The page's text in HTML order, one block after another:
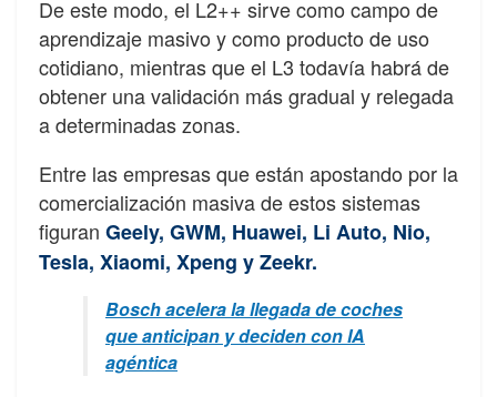
De este modo, el L2++ sirve como campo de
aprendizaje masivo y como producto de uso
cotidiano, mientras que el L3 todavía habrá de
obtener una validación más gradual y relegada
a determinadas zonas.
Entre las empresas que están apostando por la
comercialización masiva de estos sistemas
figuran Geely, GWM, Huawei, Li Auto, Nio,
Tesla, Xiaomi, Xpeng y Zeekr.
Bosch acelera la llegada de coches
que anticipan y deciden con IA
agéntica